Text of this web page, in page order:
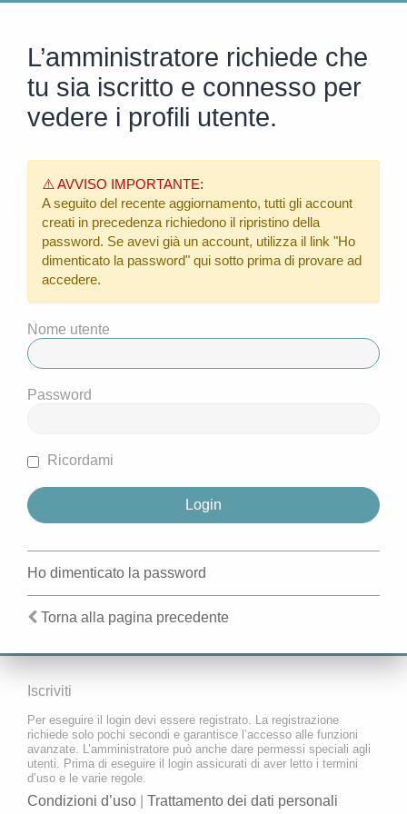
L’amministratore richiede che
tu sia iscritto e connesso per
vedere i profili utente.
⚠️ AVVISO IMPORTANTE:
A seguito del recente aggiornamento, tutti gli account
creati in precedenza richiedono il ripristino della
password. Se avevi già un account, utilizza il link "Ho
dimenticato la password" qui sotto prima di provare ad
accedere.
Nome utente
Password
Ricordami
Ho dimenticato la password
Torna alla pagina precedente
Iscriviti
Per eseguire il login devi essere registrato. La registrazione
richiede solo pochi secondi e garantisce l’accesso alle funzioni
avanzate. L’amministratore può anche dare permessi speciali agli
utenti. Prima di eseguire il login assicurati di aver letto i termini
d’uso e le varie regole.
Condizioni d’uso Trattamento dei dati personali